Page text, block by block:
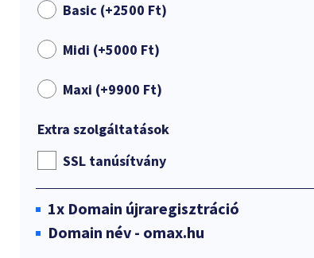
Basic (+2500 Ft)
Midi (+5000 Ft)
Maxi (+9900 Ft)
Extra szolgáltatások
SSL tanúsítvány
1x Domain újraregisztráció
Domain név - omax.hu